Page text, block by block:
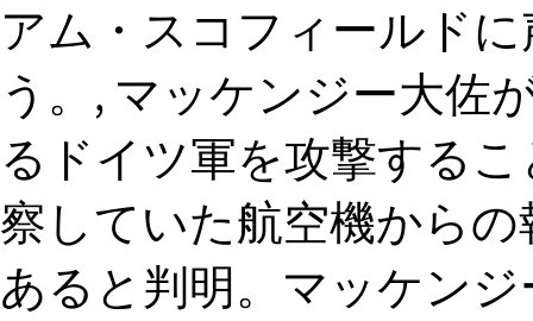
アム・スコフィールド
う。, マッケンジー大佐
るドイツ軍を攻撃する
察していた航空機から
あると判明。マッケン